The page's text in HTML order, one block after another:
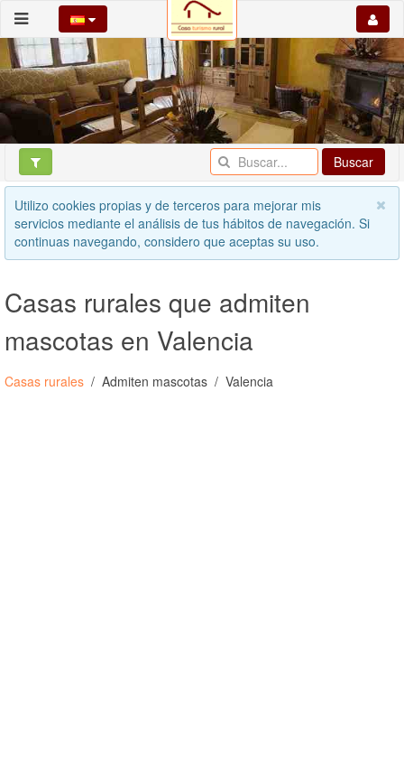
Buscar
Utilizo cookies propias y de terceros para mejorar mis
servicios mediante el análisis de tus hábitos de navegación. Si
continuas navegando, considero que aceptas su uso.
Casas rurales que admiten
mascotas en Valencia
Casas rurales Admiten mascotas Valencia